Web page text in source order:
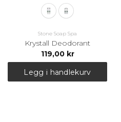
Stone Soap Spa
Krystall Deodorant
119,00 kr
Legg i handlekurv